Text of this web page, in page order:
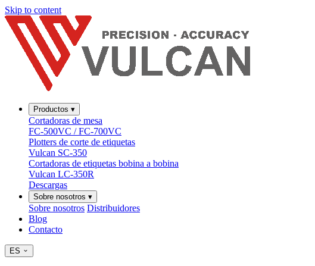
Skip to content
Productos ▾
Cortadoras de mesa
FC-500VC / FC-700VC
Plotters de corte de etiquetas
Vulcan SC-350
Cortadoras de etiquetas bobina a bobina
Vulcan LC-350R
Descargas
Sobre nosotros ▾
Sobre nosotros Distribuidores
Blog
Contacto
ES